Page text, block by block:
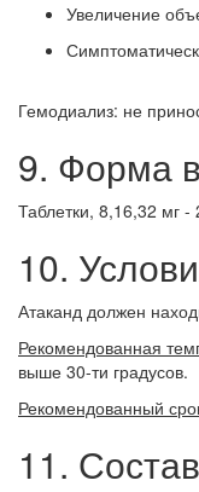
Увеличение
Гемодиализ: не
9. Форма
Таблетки, 8,16,32 мг -
10.
Атаканд должен
Рекомендованная
выше 30-ти градусов.
Рекомендованный
11. Состав